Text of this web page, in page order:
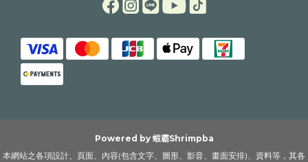
Powered by 蝦霸Shrimpba
本網站之各項設計、頁面、內容(包含文字、圖形、影音、畫面安排)、資料等，其各